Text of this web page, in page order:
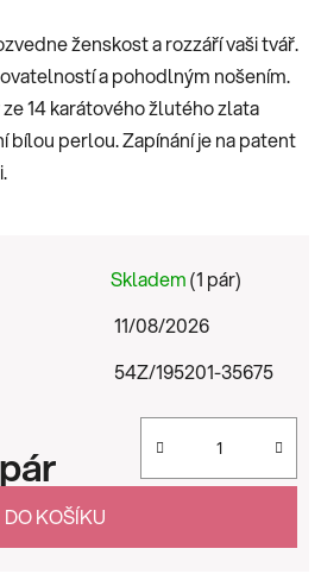
ženskost a rozzáří vaši tvář.
a pohodlným nošením.
14 karátového žlutého zlata
bílou perlou. Zapínání je na patent
Skladem(1 pár)
11/08/2026
54Z/195201-35675
DO KOŠÍKU